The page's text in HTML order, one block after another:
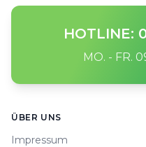
HOTLINE:
MO. - FR.
ÜBER UNS
Impressum